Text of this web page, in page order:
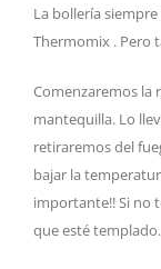
La bollería
Thermomix . Pero
Comenzaremos la
mantequilla. Lo
retiraremos del
bajar la
importante!! Si no
que esté templado.